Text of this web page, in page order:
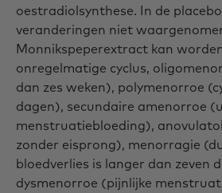
oestradiolsynthese. In de
veranderingen niet
Monnikspeperextract kan
onregelmatige cyclus,
dan zes weken), polymenorroe
dagen), secundaire amenorroe
menstruatiebloeding),
zonder eisprong), menorragie
bloedverlies is langer dan zeven
dysmenorroe (pijnlijke